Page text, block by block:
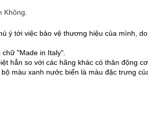
Không.
ý tới việc bảo vệ thương hiệu của mình,
"Made in Italy".
hẳn so với các hãng khác có thân động
màu xanh nước biển là màu đặc trưng